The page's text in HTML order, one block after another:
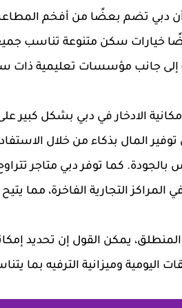
دبي تضم بعضًا من أفخم المطاعم
خيارات سكن متنوعة تناسب جميع
إلى جانب مؤسسات تعليمية ذات
الادخار في دبي بشكل كبير
المال بذكاء من خلال
كما توفر دبي متاجر
في المراكز التجارية الفاخرة، مما
يمكن القول إن تحديد
اليومية وميزانية الترفيه